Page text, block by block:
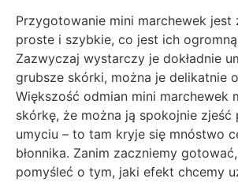
Przygotowanie mini marchewek jest
proste i szybkie, co jest ich
Zazwyczaj wystarczy je dokładnie
grubsze skórki, można je delikatnie
Większość odmian mini marchewek
skórkę, że można ją spokojnie zjeść
umyciu – to tam kryje się mnóstwo
błonnika. Zanim zaczniemy
pomyśleć o tym, jaki efekt chcemy